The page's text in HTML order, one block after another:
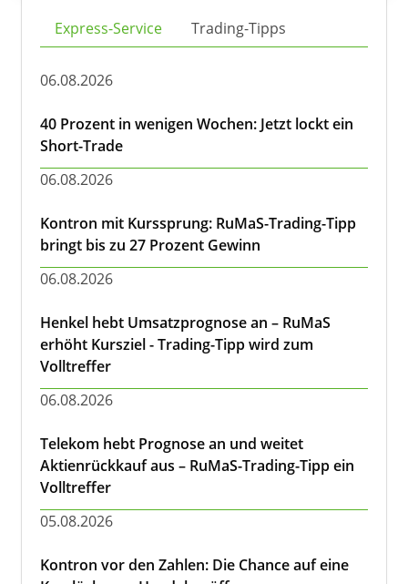
Express-Service Trading-Tipps
06.08.2026
40 Prozent in wenigen Wochen: Jetzt lockt ein
Short-Trade
06.08.2026
Kontron mit Kurssprung: RuMaS-Trading-Tipp
bringt bis zu 27 Prozent Gewinn
06.08.2026
Henkel hebt Umsatzprognose an – RuMaS
erhöht Kursziel - Trading-Tipp wird zum
Volltreffer
06.08.2026
Telekom hebt Prognose an und weitet
Aktienrückkauf aus – RuMaS-Trading-Tipp ein
Volltreffer
05.08.2026
Kontron vor den Zahlen: Die Chance auf eine